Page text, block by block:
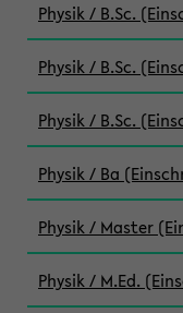
Physik / B.Sc.
Physik / B.Sc.
Physik / B.Sc.
Physik / Ba
Physik / Master
Physik / M.Ed.